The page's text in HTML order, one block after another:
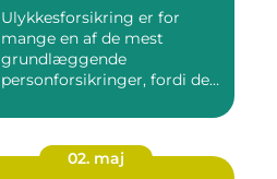
Ulykkesforsikring er for
mange en af de mest
grundlæggende
personforsikringer, fordi den
02. maj